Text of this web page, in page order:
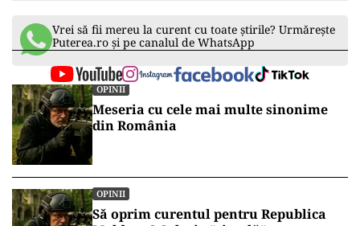
Vrei să fii mereu la curent cu toate știrile? Urmărește
Puterea.ro și pe canalul de WhatsApp
OPINII
Meseria cu cele mai multe sinonime
din România
OPINII
Să oprim curentul pentru Republica